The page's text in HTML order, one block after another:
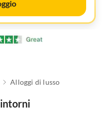
Alloggi di lusso